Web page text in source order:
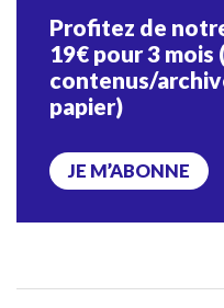
Profitez de
19€ pour 3 mois
contenus/
papier)
JE M’ABONNE